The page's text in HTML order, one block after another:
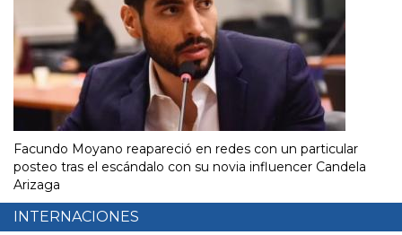
Facundo Moyano reapareció en redes con un particular
posteo tras el escándalo con su novia influencer Candela
Arizaga
INTERNACIONES